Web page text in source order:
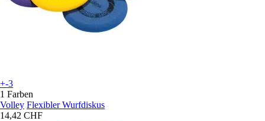
+-3
1 Farben
Volley Flexibler Wurfdiskus
14,42 CHF